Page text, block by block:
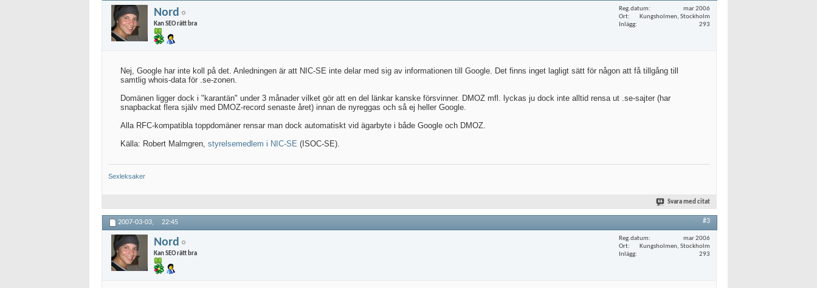
Nord
Kan SEO rätt bra
Reg.datum
mar 2006
Ort
Kungsholmen, Stockholm
Inlägg
293
Nej, Google har inte koll på det. Anledningen är att NIC-SE inte delar med sig av informationen till Google. Det finns inget lagligt sätt för någon att få tillgång till
samtlig whois-data för .se-zonen.
Domänen ligger dock i "karantän" under 3 månader vilket gör att en del länkar kanske försvinner. DMOZ mfl. lyckas ju dock inte alltid rensa ut .se-sajter (har
snapbackat flera själv med DMOZ-record senaste året) innan de nyreggas och så ej heller Google.
Alla RFC-kompatibla toppdomäner rensar man dock automatiskt vid ägarbyte i både Google och DMOZ.
Källa: Robert Malmgren, styrelsemedlem i NIC-SE (ISOC-SE).
Sexleksaker
Svara med citat
2007-03-03, 22:45 #3
Nord
Kan SEO rätt bra
Reg.datum
mar 2006
Ort
Kungsholmen, Stockholm
Inlägg
293